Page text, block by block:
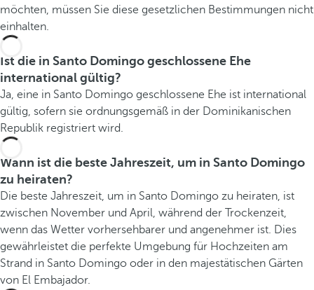
möchten, müssen Sie diese gesetzlichen Bestimmungen nicht
einhalten.
Ist die in Santo Domingo geschlossene Ehe
international gültig?
Ja, eine in Santo Domingo geschlossene Ehe ist international
gültig, sofern sie ordnungsgemäß in der Dominikanischen
Republik registriert wird.
Wann ist die beste Jahreszeit, um in Santo Domingo
zu heiraten?
Die beste Jahreszeit, um in Santo Domingo zu heiraten, ist
zwischen November und April, während der Trockenzeit,
wenn das Wetter vorhersehbarer und angenehmer ist. Dies
gewährleistet die perfekte Umgebung für Hochzeiten am
Strand in Santo Domingo oder in den majestätischen Gärten
von El Embajador.